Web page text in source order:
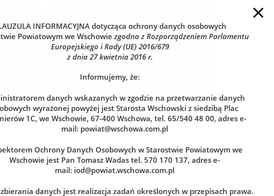
INFORMACYJNAdotycząca ochrony danych osobowych
Powiatowym we Wschowiezgodna z Rozporządzeniem Parlamentu
Europejskiego i Rady (UE) 2016/679
z dnia 27 kwietnia 2016 r.
Informujemy, że:
danych wskazanych w zgodzie na przetwarzanie danych
wyrażonej powyżej jest Starosta Wschowski z siedzibą Plac
1C, we Wschowie, 67-400 Wschowa, tel. 65/540 48 00, adres e-
mail: powiat@wschowa.com.pl
Ochrony Danych Osobowych w Starostwie Powiatowym we
Wschowie jest Pan Tomasz Wadas tel. 570 170 137, adres e-
mail: iod@powiat.wschowa.com.pl
danych jest realizacja zadań określonych w przepisach prawa.